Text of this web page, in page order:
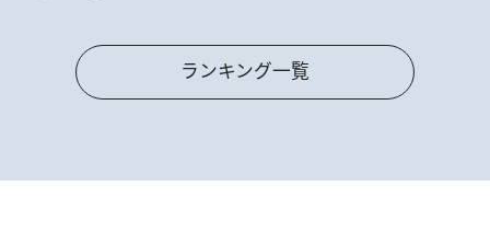
ランキング一覧